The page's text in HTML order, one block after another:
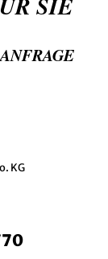
SIE
KG